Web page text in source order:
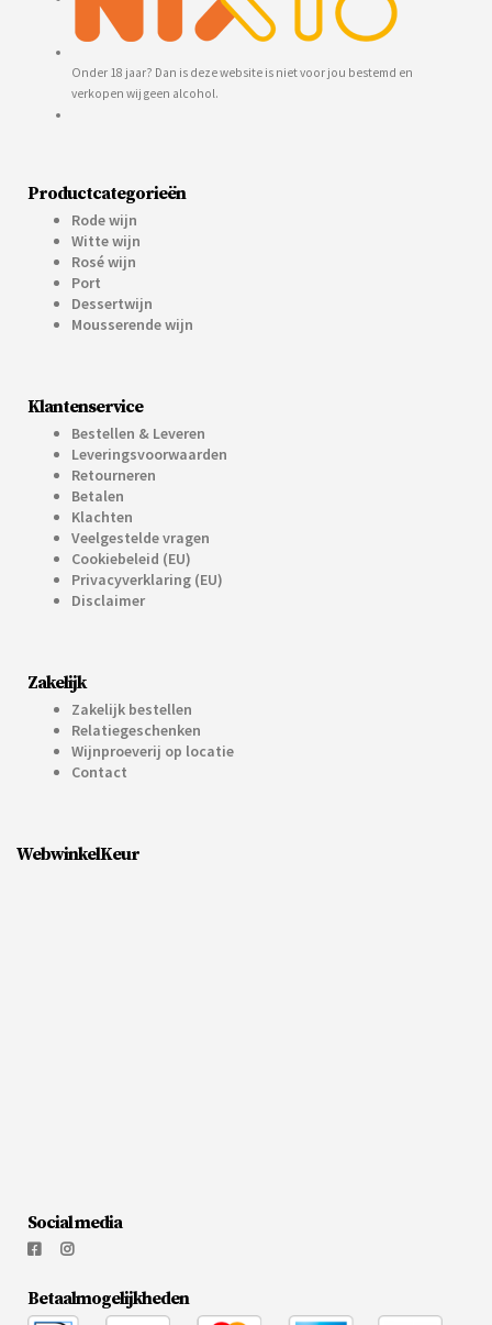
Onder 18 jaar? Dan is deze website is niet voor jou bestemd en
verkopen wij geen alcohol.
Productcategorieën
Rode wijn
Witte wijn
Rosé wijn
Port
Dessertwijn
Mousserende wijn
Klantenservice
Bestellen & Leveren
Leveringsvoorwaarden
Retourneren
Betalen
Klachten
Veelgestelde vragen
Cookiebeleid (EU)
Privacyverklaring (EU)
Disclaimer
Zakelijk
Zakelijk bestellen
Relatiegeschenken
Wijnproeverij op locatie
Contact
WebwinkelKeur
Social media
Betaalmogelijkheden